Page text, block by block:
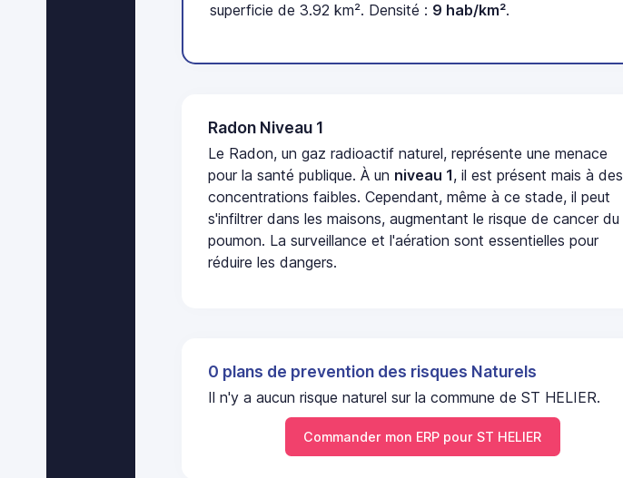
superficie de 3.92 km². Densité : 9 hab/km².
Radon Niveau 1
Le Radon, un gaz radioactif naturel, représente une menace
pour la santé publique. À un niveau 1, il est présent mais à des
concentrations faibles. Cependant, même à ce stade, il peut
s'infiltrer dans les maisons, augmentant le risque de cancer du
poumon. La surveillance et l'aération sont essentielles pour
réduire les dangers.
0 plans de prevention des risques Naturels
Il n'y a aucun risque naturel sur la commune de ST HELIER.
Commander mon ERP pour ST HELIER